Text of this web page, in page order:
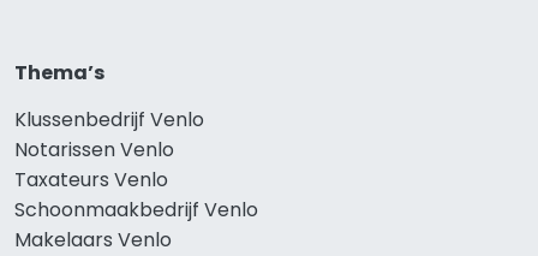
Thema’s
Klussenbedrijf Venlo
Notarissen Venlo
Taxateurs Venlo
Schoonmaakbedrijf Venlo
Makelaars Venlo